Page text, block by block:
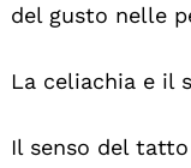
del gusto nelle
La celiachia e il
Il senso del